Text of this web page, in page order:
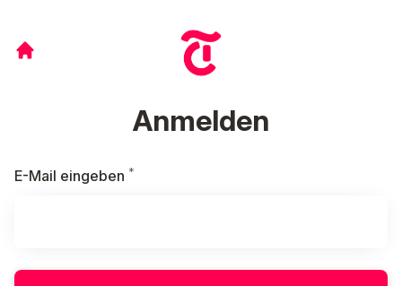
Anmelden
E-Mail eingeben *